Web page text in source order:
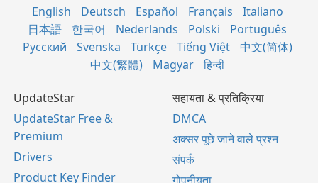
English Deutsch Español Français
Italiano
日本語
한국어 Nederlands Polski
Português
Русский
Svenska Türkçe Tiếng Việt
中文(简体)
中文(繁體)
Magyar हिन्दी
UpdateStar
UpdateStar Free &
Premium
Drivers
Product Key Finder
सहायता & प्रतिक्रिया
DMCA
अक्सर पूछे जाने वाले प्रश्न
संपर्क